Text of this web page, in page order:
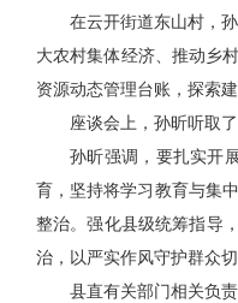
在云开街道东山村，
大农村集体经济、推动乡
资源动态管理台账，探索
座谈会上，孙昕听取
孙昕强调，要扎实开
育，坚持将学习教育与集
整治。强化县级统筹指导
治，以严实作风守护群众
县直有关部门相关负